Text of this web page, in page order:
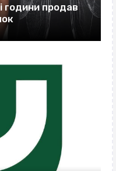
години продав